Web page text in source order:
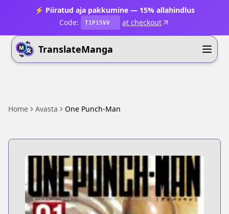
⚡ Piiratud aja pakkumine — 15% allahindlus
Code:
T1P15VV at checkout
TranslateManga
Home Avasta One Punch-Man